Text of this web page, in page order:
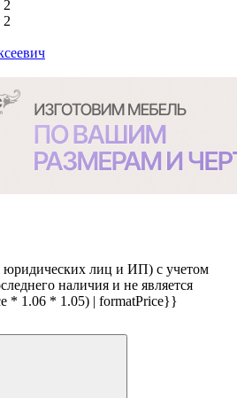
юридических лиц и ИП) с учетом
наличия и не является
* 1.06 * 1.05) | formatPrice}}